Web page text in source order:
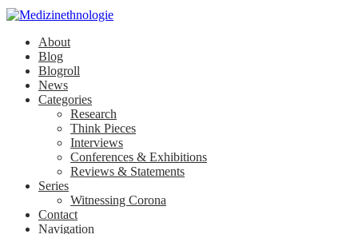
About
Blog
Blogroll
News
Categories
Research
Think Pieces
Interviews
Conferences & Exhibitions
Reviews & Statements
Series
Witnessing Corona
Contact
Navigation